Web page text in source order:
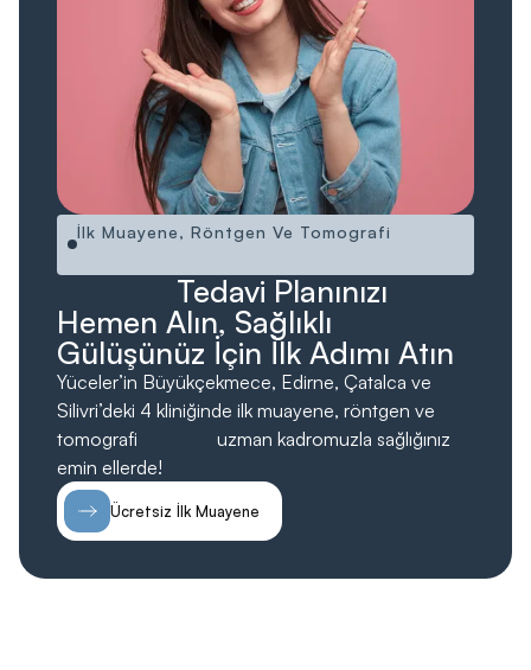
İlk Muayene, Röntgen Ve Tomografi
Tedavi Planınızı
Hemen Alın, Sağlıklı
Gülüşünüz İçin İlk Adımı Atın
Yüceler’in Büyükçekmece, Edirne, Çatalca ve
Silivri’deki 4 kliniğinde ilk muayene, röntgen ve
tomografi
uzman kadromuzla sağlığınız
emin ellerde!
Ücretsiz İlk Muayene